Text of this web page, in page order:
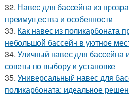
32. Навес для бассейна из
преимущества и особенности
33. Как навес из поликарбоната
небольшой бассейн в уютное
34. Уличный навес для бассейна
советы по выбору и установке
35. Универсальный навес для
поликарбоната: идеальное